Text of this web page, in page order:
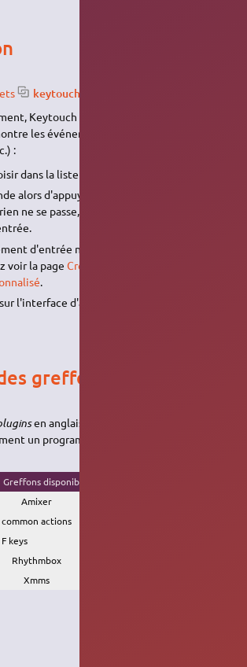
keytouch-editor
Keytouch vous demande votre
les événements d'entrée reconnus
:
dans la liste qui apparaît votre clavier.
alors d'appuyer sur une de vos touches
ne se passe, vous n'êtes pas sur le bon
d'entrée ne correspond, vous n'avez pas
voir la page Créer et utiliser un agencement
.
l'interface d'attribution des touches, c'est
greffons
en anglais) vous permettent de
un programme avec vos touches
Greffons disponibles
Amixer
common actions
F keys
Rhythmbox
Xmms